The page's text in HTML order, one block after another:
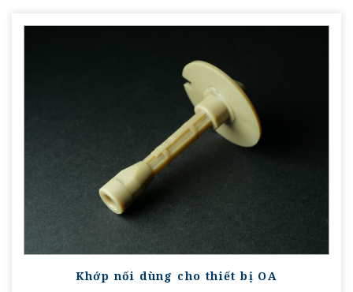
Khớp nối dùng cho thiết bị OA